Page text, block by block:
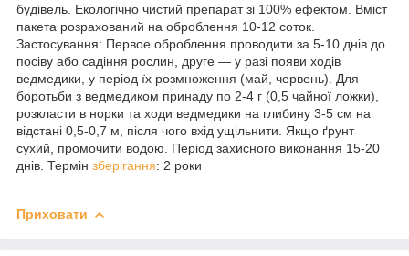
будівель. Екологічно чистий препарат зі 100% ефектом. Вміст
пакета розрахований на оброблення 10-12 соток.
Застосування: Первое оброблення проводити за 5-10 днів до
посіву або садіння рослин, друге — у разі появи ходів
ведмедики, у період їх розмноження (май, червень). Для
боротьби з ведмедиком принаду по 2-4 г (0,5 чайної ложки),
розкласти в норки та ходи ведмедики на глибину 3-5 см на
відстані 0,5-0,7 м, після чого вхід ущільнити. Якщо ґрунт
сухий, промочити водою. Період захисного виконання 15-20
днів. Термін зберігання: 2 роки
Приховати